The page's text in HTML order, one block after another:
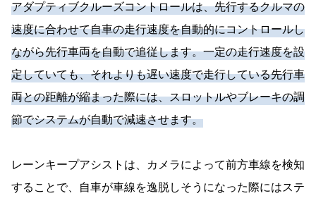
アダプティブクルーズコントロールは、先行するクルマの
速度に合わせて自車の走行速度を自動的にコントロールし
ながら先行車両を自動で追従します。一定の走行速度を設
定していても、それよりも遅い速度で走行している先行車
両との距離が縮まった際には、スロットルやブレーキの調
節でシステムが自動で減速させます。
レーンキープアシストは、カメラによって前方車線を検知
することで、自車が車線を逸脱しそうになった際にはステ